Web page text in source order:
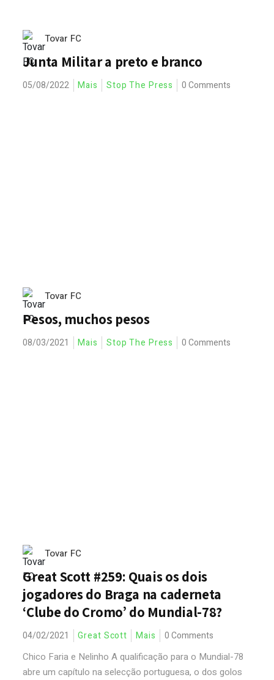
Tovar FC
Junta Militar a preto e branco
05/08/2022 Mais Stop The Press 0 Comments
Tovar FC
Pesos, muchos pesos
08/03/2021 Mais Stop The Press 0 Comments
Tovar FC
Great Scott #259: Quais os dois
jogadores do Braga na caderneta
‘Clube do Cromo’ do Mundial-78?
04/02/2021 Great Scott Mais 0 Comments
Chico Faria e Nelinho A qualificação para o Mundial-78
abre um capítulo na selecção portuguesa, o dos golos